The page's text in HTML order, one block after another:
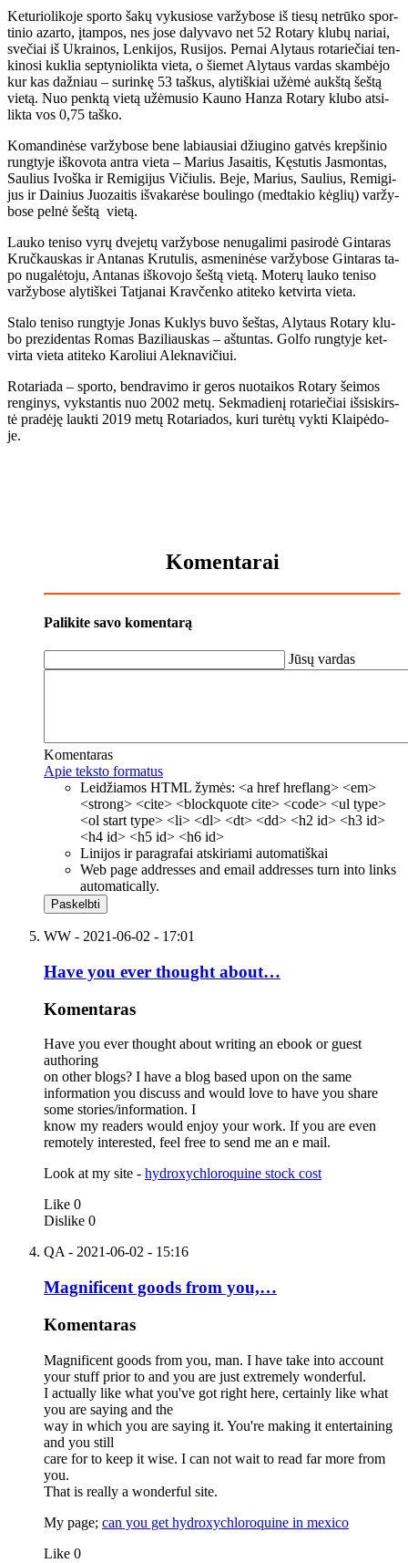
Ke­tu­rio­li­ko­je spor­to ša­kų vy­ku­sio­se var­žy­bo­se iš tie­sų ne­trū­ko spor­
ti­nio azar­to, įtam­pos, nes jo­se da­ly­va­vo net 52 Ro­ta­ry klu­bų na­riai,
sve­čiai iš Uk­rai­nos, Len­ki­jos, Ru­si­jos. Per­nai Aly­taus ro­ta­rie­čiai ten­
ki­no­si kuk­lia sep­ty­nio­lik­ta vie­ta, o šie­met Aly­taus var­das skam­bė­jo
kur kas daž­niau – su­rin­kę 53 taš­kus, aly­tiš­kiai už­ėmė aukš­tą šeš­tą
vie­tą. Nuo penk­tą vie­tą už­ėmu­sio Kau­no Han­za Ro­ta­ry klu­bo at­si­
lik­ta vos 0,75 taš­ko.
Ko­man­di­nė­se var­žy­bo­se be­ne la­biau­siai džiu­gi­no gat­vės krep­ši­nio
rung­ty­je iš­ko­vo­ta an­tra vie­ta – Ma­rius Ja­sai­tis, Kęs­tu­tis Jas­mon­tas,
Sau­lius Ivoš­ka ir Re­mi­gi­jus Vi­čiu­lis. Be­je, Ma­rius, Sau­lius, Re­mi­gi­
jus ir Dai­nius Juo­zai­tis iš­va­ka­rė­se bou­lin­go (med­ta­kio kėg­lių) var­žy­
bo­se pel­nė šeš­tą vie­tą.
Lau­ko te­ni­so vy­rų dve­je­tų var­žy­bo­se ne­nu­ga­li­mi pa­si­ro­dė Gin­ta­ras
Kruč­kaus­kas ir An­ta­nas Kru­tu­lis, as­me­ni­nė­se var­žy­bo­se Gin­ta­ras ta­
po nu­ga­lė­to­ju, An­ta­nas iš­ko­vo­jo šeš­tą vie­tą. Mo­te­rų lau­ko te­ni­so
var­žy­bo­se aly­tiš­kei Tat­ja­nai Krav­čen­ko ati­te­ko ket­vir­ta vie­ta.
Sta­lo te­ni­so rung­ty­je Jo­nas Kuk­lys bu­vo šeš­tas, Aly­taus Ro­ta­ry klu­
bo pre­zi­den­tas Ro­mas Ba­zi­liaus­kas – aš­tun­tas. Gol­fo rung­ty­je ket­
vir­ta vie­ta ati­te­ko Ka­ro­liui Alek­na­vi­čiui.
Ro­ta­ria­da – spor­to, ben­dra­vi­mo ir ge­ros nuo­tai­kos Ro­ta­ry šei­mos
ren­gi­nys, vyks­tan­tis nuo 2002 me­tų. Sek­ma­die­nį ro­ta­rie­čiai iš­si­skirs­
tė pra­dė­ję lauk­ti 2019 me­tų Ro­ta­ria­dos, ku­ri tu­rė­tų vyk­ti Klai­pė­do­
je.
Komentarai
Palikite savo komentarą
Jūsų vardas
Komentaras
Apie teksto formatus
Leidžiamos HTML žymės: <a href hreflang> <em>
<strong> <cite> <blockquote cite> <code> <ul type>
<ol start type> <li> <dl> <dt> <dd> <h2 id> <h3 id>
<h4 id> <h5 id> <h6 id>
Linijos ir paragrafai atskiriami automatiškai
Web page addresses and email addresses turn into links
automatically.
WW - 2021-06-02 - 17:01
Have you ever thought about…
Komentaras
Have you ever thought about writing an ebook or guest
authoring
on other blogs? I have a blog based upon on the same
information you discuss and would love to have you share
some stories/information. I
know my readers would enjoy your work. If you are even
remotely interested, feel free to send me an e mail.
Look at my site - hydroxychloroquine stock cost
Like 0
Dislike 0
QA - 2021-06-02 - 15:16
Magnificent goods from you,…
Komentaras
Magnificent goods from you, man. I have take into account
your stuff prior to and you are just extremely wonderful.
I actually like what you've got right here, certainly like what
you are saying and the
way in which you are saying it. You're making it entertaining
and you still
care for to keep it wise. I can not wait to read far more from
you.
That is really a wonderful site.
My page; can you get hydroxychloroquine in mexico
Like 0